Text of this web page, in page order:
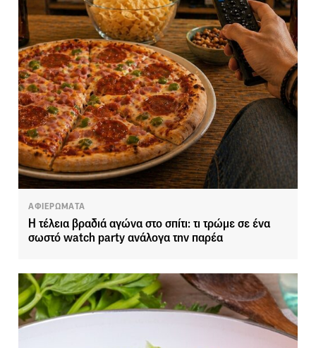
ΑΦΙΕΡΩΜΑΤΑ
Η τέλεια βραδιά αγώνα στο σπίτι: τι τρώμε σε ένα
σωστό watch party ανάλογα την παρέα